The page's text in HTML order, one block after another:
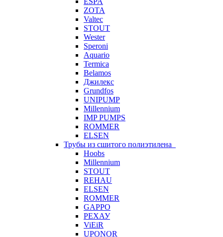
ZOTA
Valtec
STOUT
Wester
Speroni
Aquario
Termica
Belamos
Джилекс
Grundfos
UNIPUMP
Millennium
IMP PUMPS
ROMMER
ELSEN
Трубы из сшитого полиэтилена
Hoobs
Millennium
STOUT
REHAU
ELSEN
ROMMER
GAPPO
РЕХАУ
ViEiR
UPONOR